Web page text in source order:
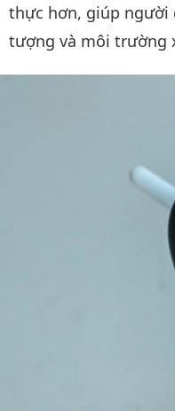
thực hơn, giúp người
tượng và môi trường